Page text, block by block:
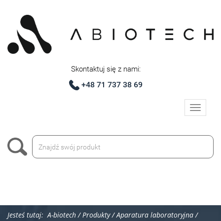
Skontaktuj się z nami:
+48 71 737 38 69
Toggle
Jesteś tutaj:A-biotech/Produkty/Aparatura laboratoryjna/